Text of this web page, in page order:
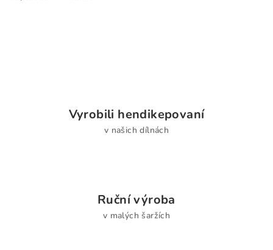
Vyrobili hendikepovaní
v našich dílnách
Ruční výroba
v malých šaržích